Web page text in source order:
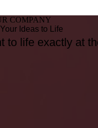
COMPANY
Ideas to Life
to life exactly at